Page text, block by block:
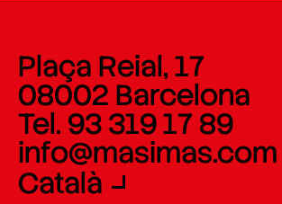
Plaça Reial, 17
08002 Barcelona
Tel. 93 319 17 89
info@masimas.com
Català